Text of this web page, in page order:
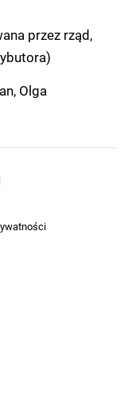
przez rząd,
Olga